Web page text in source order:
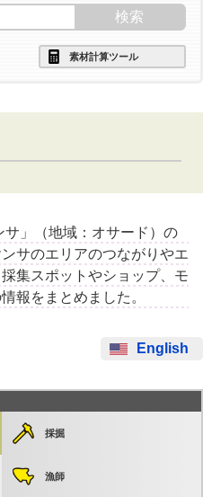
素材計算ツール
サ」（地域：オサード）の
サのエリアのつながりやエ
集スポットやショップ、モ
報をまとめました。
English
採掘
漁師